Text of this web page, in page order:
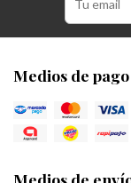
Medios de pago